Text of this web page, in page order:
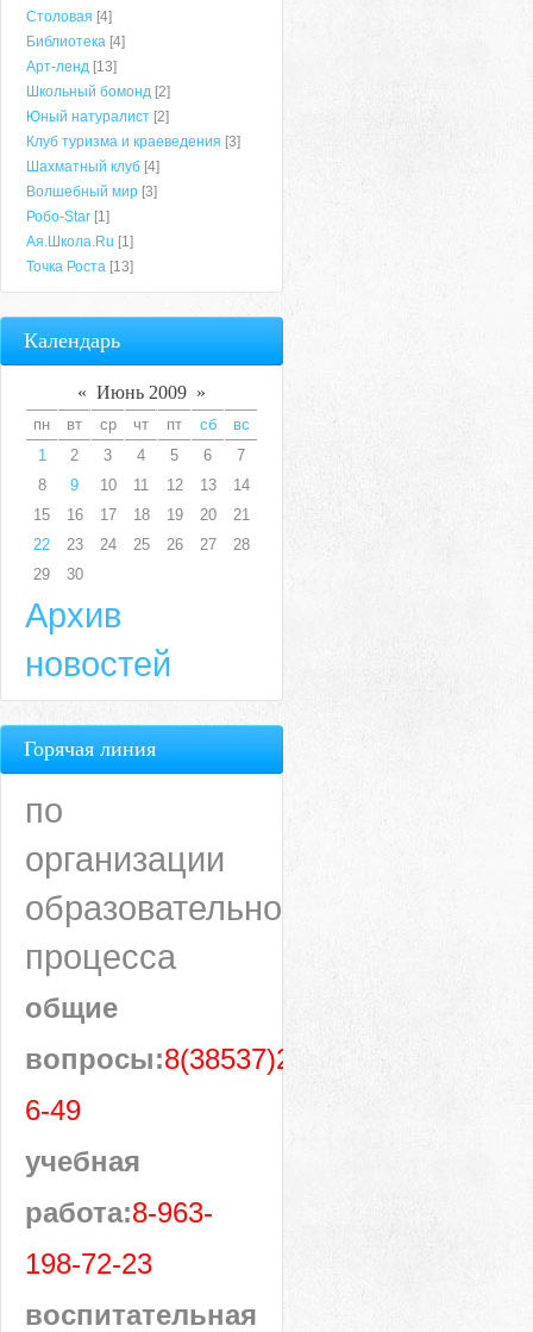
Столовая [4]
Библиотека [4]
Арт-ленд [13]
Школьный бомонд [2]
Юный натуралист [2]
Клуб туризма и краеведения [3]
Шахматный клуб [4]
Волшебный мир [3]
Робо-Star [1]
Ая.Школа.Ru [1]
Точка Роста [13]
Календарь
« Июнь 2009 »
пн вт ср чт пт сб
вс
1
2 3 4 5 6
7
8
9 10 11 12 13
14
15
16 17 18 19 20
21
22
23 24 25 26 27
28
29
30
Архив
новостей
Горячая линия
по
организации
образовательного
процесса
общие
вопросы:8(38537)28-
6-49
учебная
работа:8-963-
198-72-23
воспитательная